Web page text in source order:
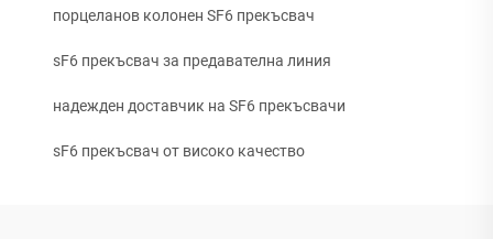
порцеланов колонен SF6 прекъсвач
sF6 прекъсвач за предавателна линия
надежден доставчик на SF6 прекъсвачи
sF6 прекъсвач от високо качество